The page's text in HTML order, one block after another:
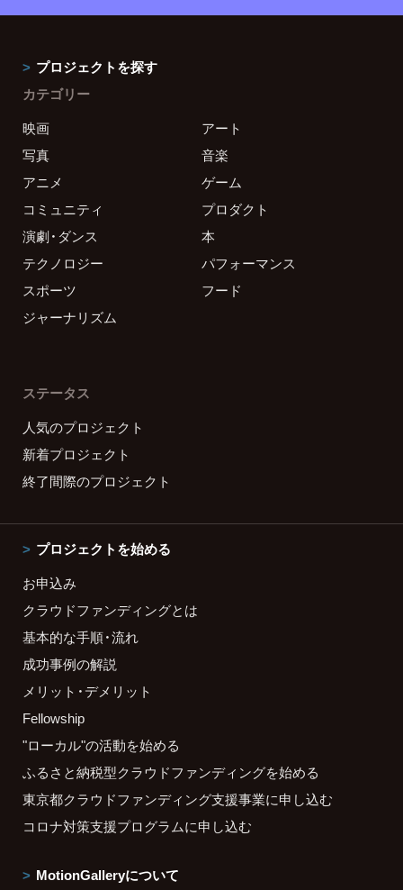
プロジェクトを探す
カテゴリー
映画
アート
写真
音楽
アニメ
ゲーム
コミュニティ
プロダクト
演劇・ダンス
本
テクノロジー
パフォーマンス
スポーツ
フード
ジャーナリズム
ステータス
人気のプロジェクト
新着プロジェクト
終了間際のプロジェクト
プロジェクトを始める
お申込み
クラウドファンディングとは
基本的な手順・流れ
成功事例の解説
メリット・デメリット
Fellowship
"ローカル"の活動を始める
ふるさと納税型クラウドファンディングを始める
東京都クラウドファンディング支援事業に申し込む
コロナ対策支援プログラムに申し込む
MotionGalleryについて